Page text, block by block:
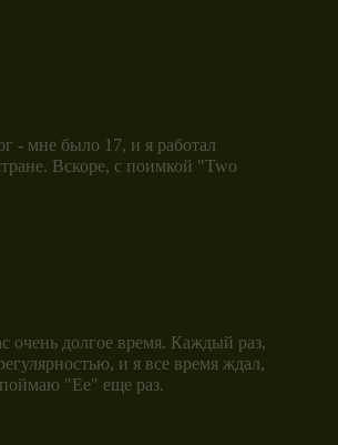
- мне было 17, и я работал
Вскоре, с поимкой "Two
очень долгое время. Каждый раз,
и я все время ждал,
"Ее" еще раз.